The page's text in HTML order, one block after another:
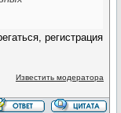
регистрация
Известить модератора